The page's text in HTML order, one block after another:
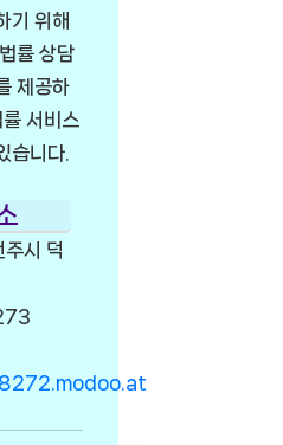
기 위해
률 상담
제공하
서비스
습니다.
시 덕